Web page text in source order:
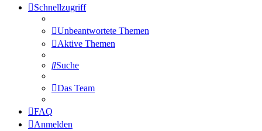
Schnellzugriff
Unbeantwortete Themen
Aktive Themen
Suche
Das Team
FAQ
Anmelden